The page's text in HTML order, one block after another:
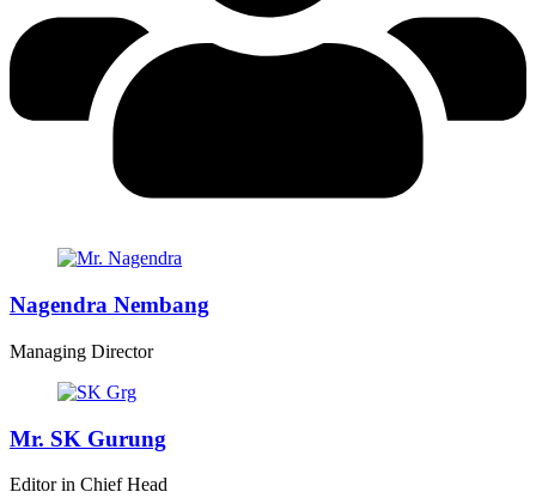
Nagendra Nembang
Managing Director
Mr. SK Gurung
Editor in Chief Head